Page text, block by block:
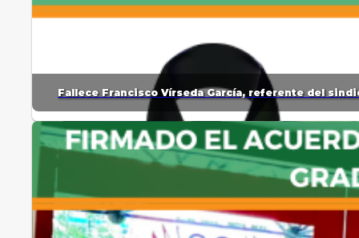
Fallece Francisco Vírseda García, referente del